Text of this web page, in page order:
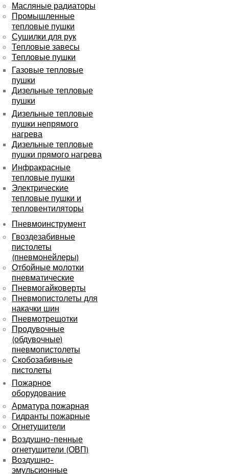
Масляные радиаторы
Промышленные
тепловые пушки
Сушилки для рук
Тепловые завесы
Тепловые пушки
Газовые тепловые
пушки
Дизельные тепловые
пушки
Дизельные тепловые
пушки непрямого
нагрева
Дизельные тепловые
пушки прямого нагрева
Инфракрасные
тепловые пушки
Электрические
тепловые пушки и
тепловентиляторы
Пневмоинструмент
Гвоздезабивные
пистолеты
(пневмонейлеры)
Отбойные молотки
пневматические
Пневмогайковерты
Пневмопистолеты для
накачки шин
Пневмотрещотки
Продувочные
(обдувочные)
пневмопистолеты
Скобозабивные
пистолеты
Пожарное
оборудование
Арматура пожарная
Гидранты пожарные
Огнетушители
Воздушно-пенные
огнетушители (ОВП)
Воздушно-
эмульсионные